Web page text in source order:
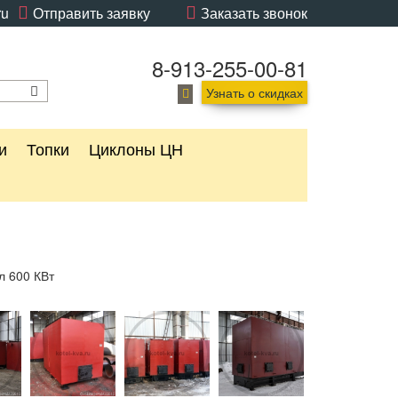
Заказать звонок
Отправить заявку
8-913-255-00-81
Узнать о скидках
Топки Циклоны ЦН
600 КВт